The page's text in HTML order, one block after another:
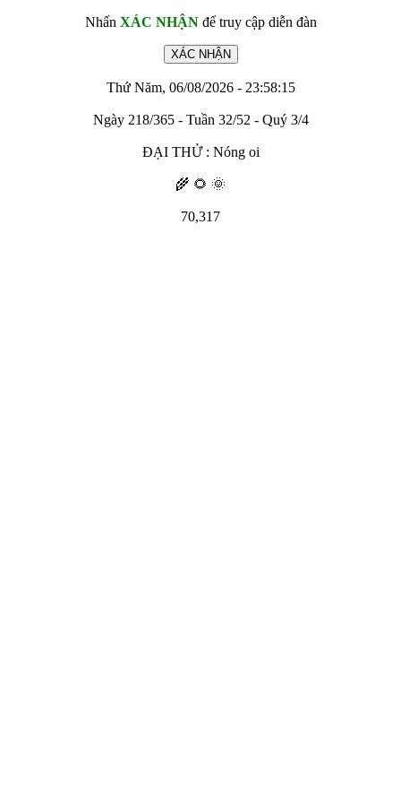
Nhấn XÁC NHẬNđể truy cập diễn đàn
Thứ Năm, 06/08/2026 - 23:58:15
Ngày 218/365 - Tuần 32/52 - Quý 3/4
ĐẠI THỬ : Nóng oi
🌾 🌻 🌞
70,317